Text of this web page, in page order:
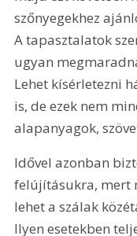
szőnyegekhez
A tapasztalatok
ugyan
Lehet kísérletezni
is, de ezek nem
alapanyagok,
Idővel azonban
felújításukra, mert
lehet a szálak
Ilyen esetekben